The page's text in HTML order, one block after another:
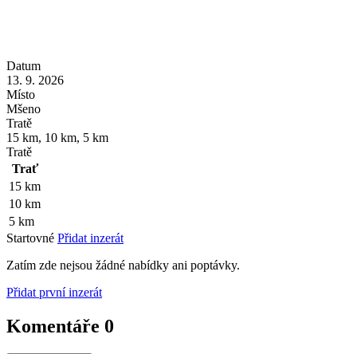
Datum
13. 9. 2026
Místo
Mšeno
Tratě
15 km, 10 km, 5 km
Tratě
Trať
15 km
10 km
5 km
Startovné Přidat inzerát
Zatím zde nejsou žádné nabídky ani poptávky.
Přidat první inzerát
Komentáře 0